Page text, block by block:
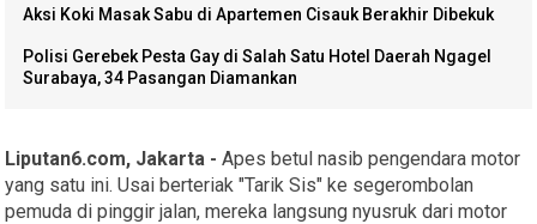
Aksi Koki Masak Sabu di Apartemen Cisauk Berakhir Dibekuk
Polisi Gerebek Pesta Gay di Salah Satu Hotel Daerah Ngagel
Surabaya, 34 Pasangan Diamankan
Liputan6.com, Jakarta - Apes betul nasib pengendara motor
yang satu ini. Usai berteriak "Tarik Sis" ke segerombolan
pemuda di pinggir jalan, mereka langsung nyusruk dari motor